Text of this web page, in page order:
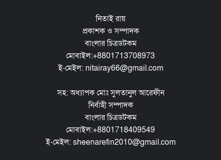
নিতাই রায়
প্রকাশক ও সম্পাদক
বাংলার চিত্রডটকম
মোবাইল:+8801713708973
ই-মেইল: nitairay66@gmail.com
সহ: অধ্যাপক মোঃ সুলতানুল আরেফীন
নির্বাহী সম্পাদক
বাংলার চিত্রডটকম
মোবাইল:+8801718409549
ই-মেইল: sheenarefin2010@gmail.com